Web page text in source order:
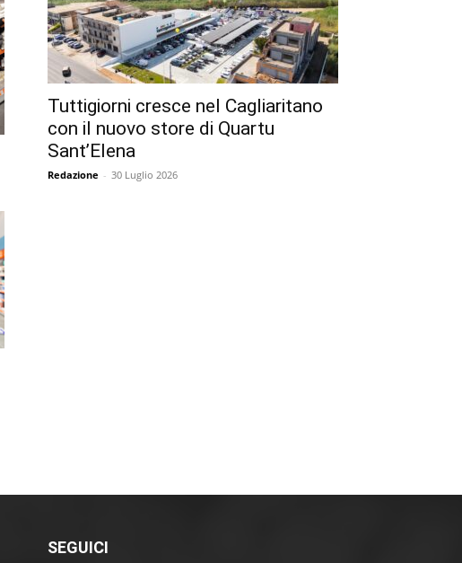
Tuttigiorni cresce nel Cagliaritano
con il nuovo store di Quartu
Sant’Elena
Redazione - 30 Luglio 2026
SEGUICI